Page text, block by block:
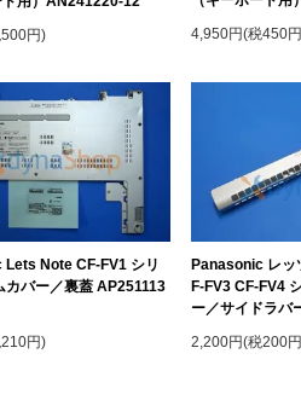
円)
4,950円(税450
Note CF-FV1 シリ
カバー／裏蓋 AP251113
円)
Panasonic レッ
F-FV3 CF-FV4
ー／サイドラバ
2,200円(税200